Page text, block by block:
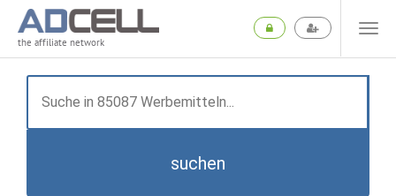
the affiliate network
suchen